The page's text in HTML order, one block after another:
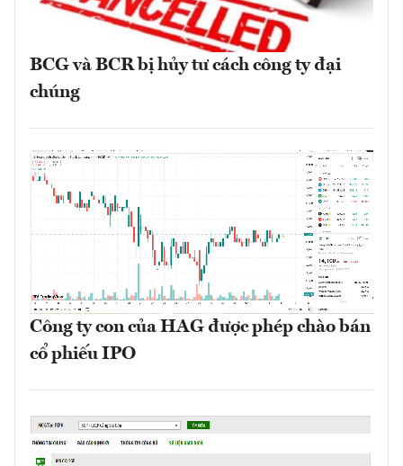
BCG và BCR bị hủy tư cách công ty đại
chúng
Công ty con của HAG được phép chào bán
cổ phiếu IPO